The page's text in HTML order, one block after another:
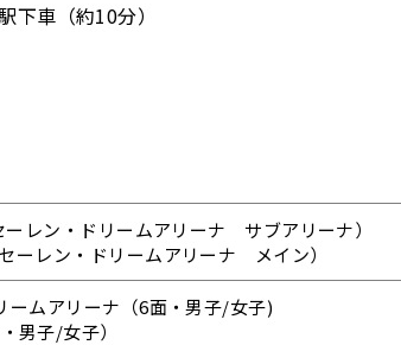
車（約10分）
ーレン・ドリームアリーナ サブアリーナ）
レン・ドリームアリーナ メイン）
ームアリーナ（6面・男子/女子)
男子/女子）